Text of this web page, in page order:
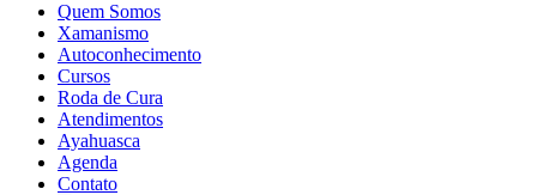
Quem Somos
Xamanismo
Autoconhecimento
Cursos
Roda de Cura
Atendimentos
Ayahuasca
Agenda
Contato